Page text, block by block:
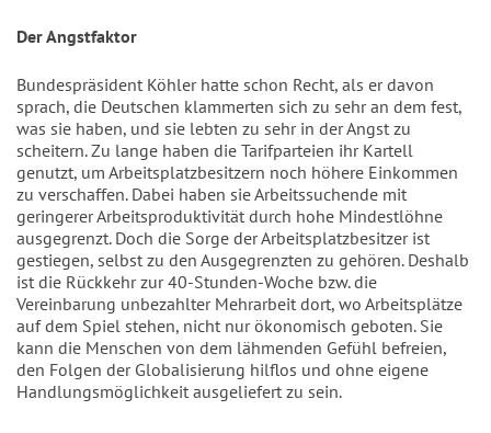
Der Angstfaktor
Bundespräsident Köhler hatte schon Recht, als er davon
sprach, die Deutschen klammerten sich zu sehr an dem fest,
was sie haben, und sie lebten zu sehr in der Angst zu
scheitern. Zu lange haben die Tarifparteien ihr Kartell
genutzt, um Arbeitsplatzbesitzern noch höhere Einkommen
zu verschaffen. Dabei haben sie Arbeitssuchende mit
geringerer Arbeitsproduktivität durch hohe Mindestlöhne
ausgegrenzt. Doch die Sorge der Arbeitsplatzbesitzer ist
gestiegen, selbst zu den Ausgegrenzten zu gehören. Deshalb
ist die Rückkehr zur 40-Stunden-Woche bzw. die
Vereinbarung unbezahlter Mehrarbeit dort, wo Arbeitsplätze
auf dem Spiel stehen, nicht nur ökonomisch geboten. Sie
kann die Menschen von dem lähmenden Gefühl befreien,
den Folgen der Globalisierung hilflos und ohne eigene
Handlungsmöglichkeit ausgeliefert zu sein.